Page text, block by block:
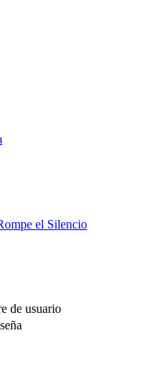
el Silencio
de usuario